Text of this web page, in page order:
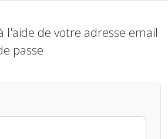
l'aide de votre adresse email
passe